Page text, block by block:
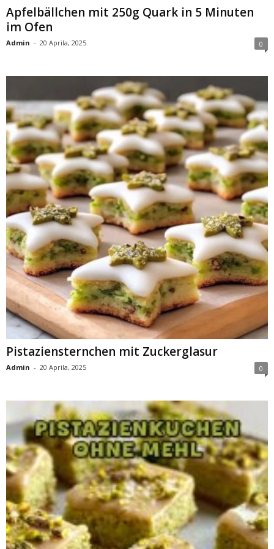
Apfelbällchen mit 250g Quark in 5 Minuten
im Ofen
Admin - 20 Aprila, 2025 0
Pistaziensternchen mit Zuckerglasur
Admin - 20 Aprila, 2025 0